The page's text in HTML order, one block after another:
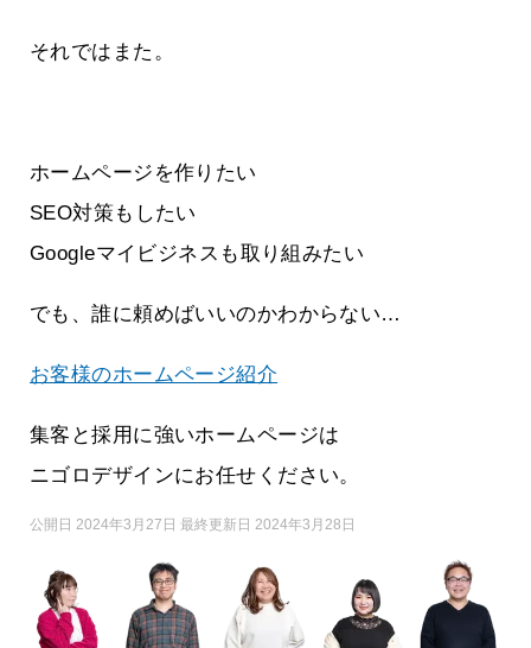
それではまた。
ホームページを作りたい
SEO対策もしたい
Googleマイビジネスも取り組みたい
でも、誰に頼めばいいのかわからない…
お客様のホームページ紹介
集客と採用に強いホームページは
ニゴロデザインにお任せください。
公開日 2024年3月27日 最終更新日 2024年3月28日